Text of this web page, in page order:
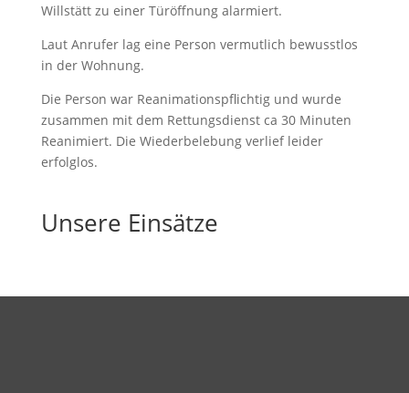
Willstätt zu einer Türöffnung alarmiert.
Laut Anrufer lag eine Person vermutlich bewusstlos
in der Wohnung.
Die Person war Reanimationspflichtig und wurde
zusammen mit dem Rettungsdienst ca 30 Minuten
Reanimiert. Die Wiederbelebung verlief leider
erfolglos.
Unsere Einsätze